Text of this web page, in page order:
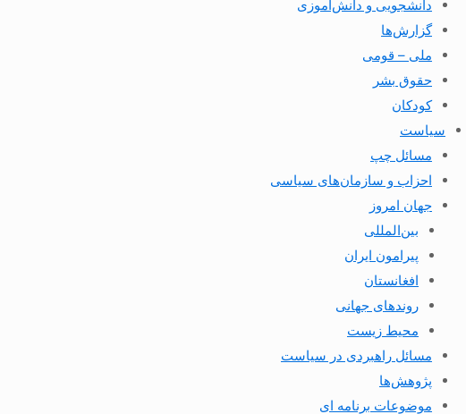
دانشجویی و دانش‌آموزی
گزارش‌ها
ملی – قومی
حقوق بشر
کودکان
سیاست
مسائل چپ
احزاب و سازمان‌های سیاسی
جهان امروز
بین‌المللی
پیرامون ایران
افغانستان
روندهای جهانی
محیط زیست
مسائل راهبردی در سیاست
پژوهش‌ها
موضوعات برنامه ای